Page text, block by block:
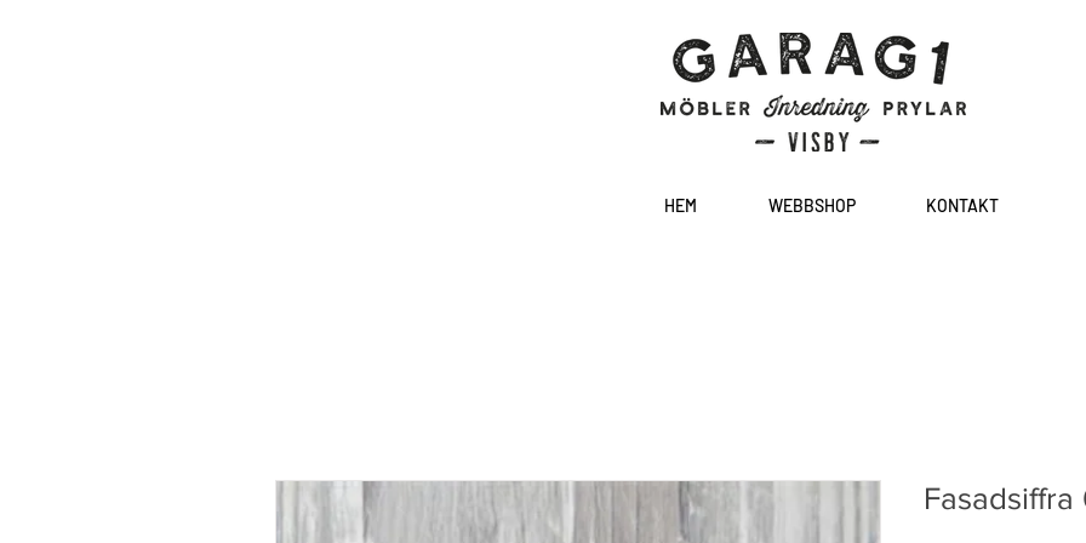
HEM WEBBSHOP KONTAKT
Fasadsiffra